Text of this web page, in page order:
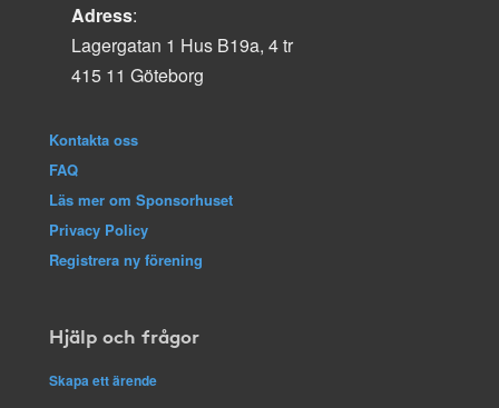
Adress:
Lagergatan 1 Hus B19a, 4 tr
415 11 Göteborg
Kontakta oss
FAQ
Läs mer om Sponsorhuset
Privacy Policy
Registrera ny förening
Hjälp och frågor
Skapa ett ärende